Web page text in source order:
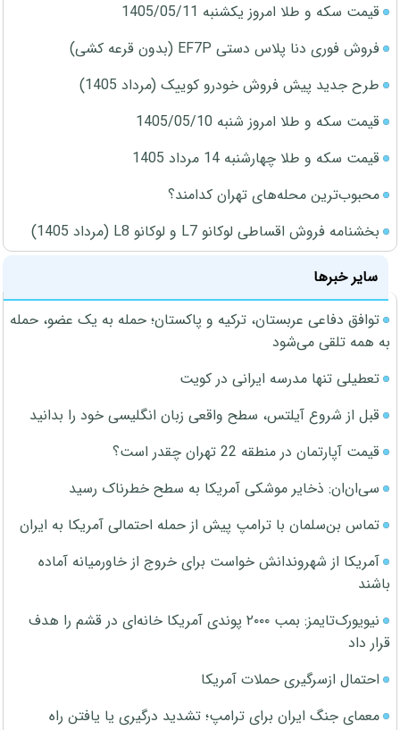
قیمت سکه و طلا امروز یکشنبه 1405/05/11
فروش فوری دنا پلاس دستی EF7P (بدون قرعه کشی)
طرح جدید پیش فروش خودرو کوییک (مرداد 1405)
قیمت سکه و طلا امروز شنبه 1405/05/10
قیمت سکه و طلا چهارشنبه 14 مرداد 1405
محبوب‌ترین محله‌های تهران کدامند؟
بخشنامه فروش اقساطی لوکانو L7 و لوکانو L8 (مرداد 1405)
سایر خبرها
توافق دفاعی عربستان، ترکیه و پاکستان؛ حمله به یک عضو، حمله
به همه تلقی می‌شود
تعطیلی تنها مدرسه ایرانی در کویت
قبل از شروع آیلتس، سطح واقعی زبان انگلیسی خود را بدانید
قیمت آپارتمان در منطقه 22 تهران چقدر است؟
سی‌ان‌ان: ذخایر موشکی آمریکا به سطح خطرناک رسید
تماس بن‌سلمان با ترامپ پیش از حمله احتمالی آمریکا به ایران
آمریکا از شهروندانش خواست برای خروج از خاورمیانه آماده
باشند
نیویورک‌تایمز: بمب ۲۰۰۰ پوندی آمریکا خانه‌ای در قشم را هدف
قرار داد
احتمال ازسرگیری حملات آمریکا
معمای جنگ ایران برای ترامپ؛ تشدید درگیری یا یافتن راه